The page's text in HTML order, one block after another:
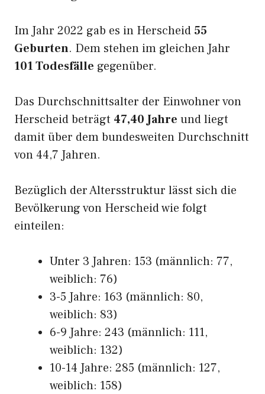
Im Jahr 2022 gab es in Herscheid 55
Geburten. Dem stehen im gleichen Jahr
101 Todesfälle gegenüber.
Das Durchschnittsalter der Einwohner von
Herscheid beträgt 47,40 Jahre und liegt
damit über dem bundesweiten Durchschnitt
von 44,7 Jahren.
Bezüglich der Altersstruktur lässt sich die
Bevölkerung von Herscheid wie folgt
einteilen:
Unter 3 Jahren: 153 (männlich: 77,
weiblich: 76)
3-5 Jahre: 163 (männlich: 80,
weiblich: 83)
6-9 Jahre: 243 (männlich: 111,
weiblich: 132)
10-14 Jahre: 285 (männlich: 127,
weiblich: 158)